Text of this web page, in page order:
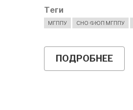
Теги
МГППУ СНО ФЮП МГППУ
ПОДРОБНЕЕ